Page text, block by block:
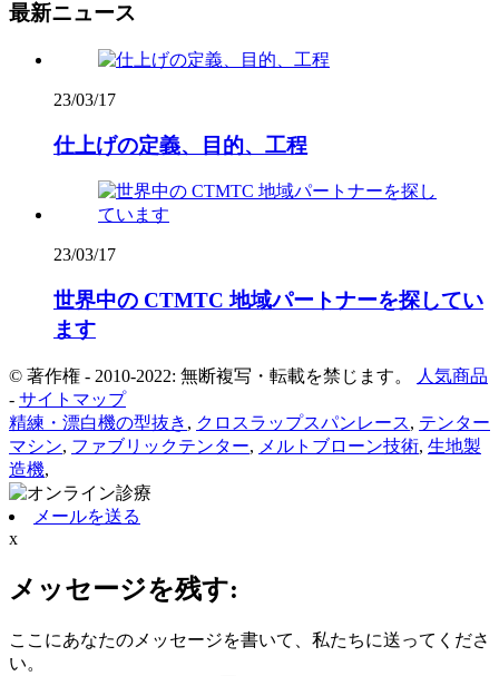
最新ニュース
23/03/17
仕上げの定義、目的、工程
23/03/17
世界中の CTMTC 地域パートナーを探してい
ます
© 著作権 - 2010-2022: 無断複写・転載を禁じます。
人気商品
- サイトマップ
精練・漂白機の型抜き , クロスラップスパンレース, テンター
マシン, ファブリックテンター, メルトブローン技術, 生地製
造機,
メールを送る
x
メッセージを残す:
ここにあなたのメッセージを書いて、私たちに送ってくださ
い。